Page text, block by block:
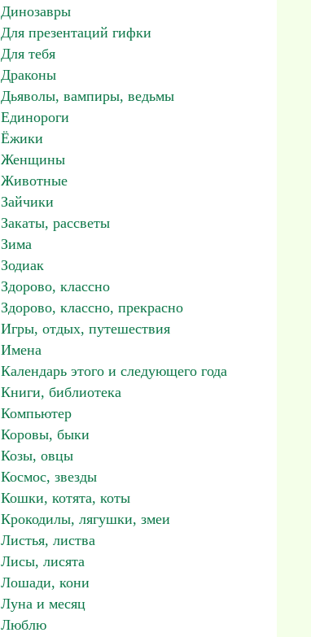
Динозавры
Для презентаций гифки
Для тебя
Драконы
Дьяволы, вампиры, ведьмы
Единороги
Ёжики
Женщины
Животные
Зайчики
Закаты, рассветы
Зима
Зодиак
Здорово, классно
Здорово, классно, прекрасно
Игры, отдых, путешествия
Имена
Календарь этого и следующего года
Книги, библиотека
Компьютер
Коровы, быки
Козы, овцы
Космос, звезды
Кошки, котята, коты
Крокодилы, лягушки, змеи
Листья, листва
Лисы, лисята
Лошади, кони
Луна и месяц
Люблю